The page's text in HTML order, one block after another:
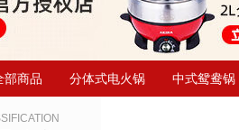
部商品 分体式电火锅 中式鸳鸯锅